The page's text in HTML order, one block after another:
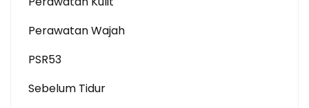
Perawatan Wajah
PSR53
Sebelum Tidur